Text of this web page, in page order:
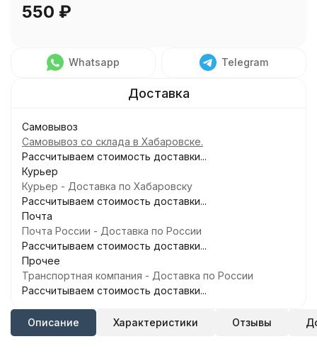
550 ₽
Whatsapp Telegram
Самовывоз
Самовывоз со склада в Хабаровске.
Рассчитываем стоимость доставки...
Курьер
Курьер - Доставка по Хабаровску
Рассчитываем стоимость доставки...
Почта
Почта России - Доставка по России
Рассчитываем стоимость доставки...
Прочее
Транспортная компания - Доставка по России
Рассчитываем стоимость доставки...
Описание Характеристики Отзывы